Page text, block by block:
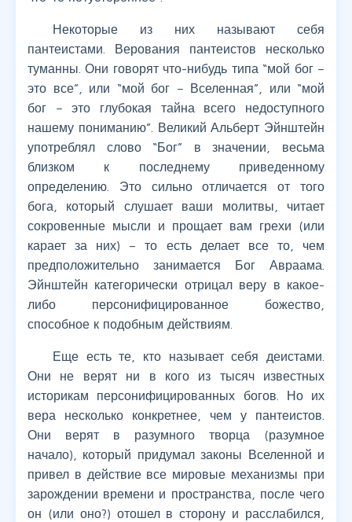
Некоторые из них называют себя
пантеистами. Верования пантеистов несколько
туманны. Они говорят что-нибудь типа “мой бог –
это все”, или “мой бог – Вселенная”, или “мой
бог – это глубокая тайна всего недоступного
нашему пониманию”. Великий Альберт Эйнштейн
употреблял слово “Бог” в значении, весьма
близком к последнему приведенному
определению. Это сильно отличается от того
бога, который слушает ваши молитвы, читает
сокровенные мысли и прощает вам грехи (или
карает за них) – то есть делает все то, чем
предположительно занимается Бог Авраама.
Эйнштейн категорически отрицал веру в какое-
либо персонифицированное божество,
способное к подобным действиям.
Еще есть те, кто называет себя деистами.
Они не верят ни в кого из тысяч известных
историкам персонифицированных богов. Но их
вера несколько конкретнее, чем у пантеистов.
Они верят в разумного творца (разумное
начало), который придумал законы Вселенной и
привел в действие все мировые механизмы при
зарождении времени и пространства, после чего
он (или оно?) отошел в сторону и расслабился,